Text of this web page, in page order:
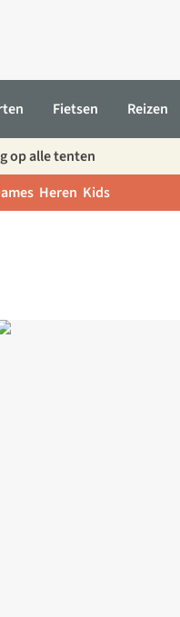
cart
Fietsen Reizen
op alle tenten
Heren Kids